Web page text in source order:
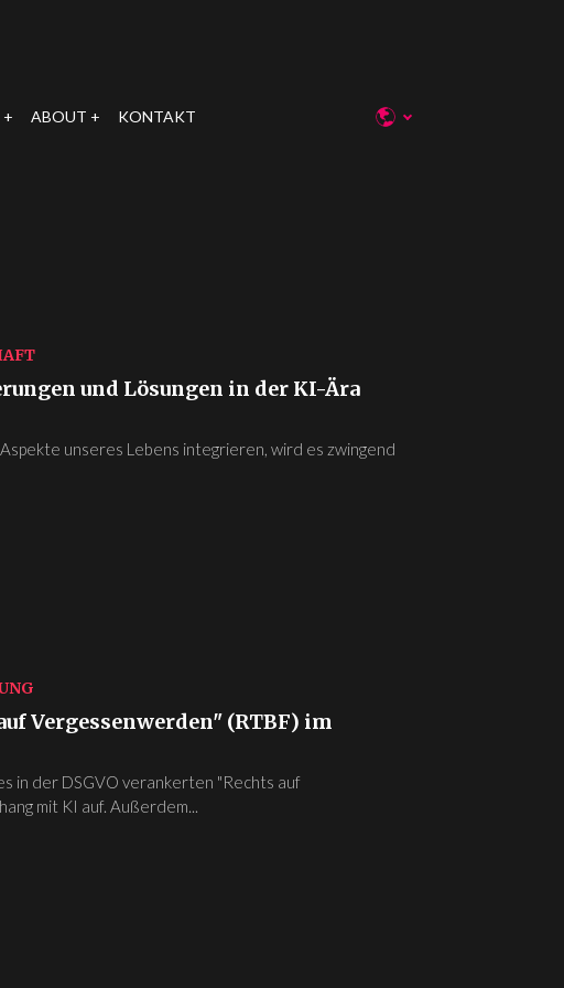
ABOUT KONTAKT
und Lösungen in der KI-Ära
unseres Lebens integrieren, wird es zwingend
Vergessenwerden" (RTBF) im
in der DSGVO verankerten "Rechts auf
mit KI auf. Außerdem...